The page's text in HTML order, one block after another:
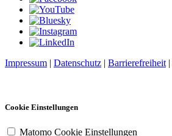
Impressum | Datenschutz | Barrierefreiheit |
Cookie Einstellungen
Matomo Cookie Einstellungen